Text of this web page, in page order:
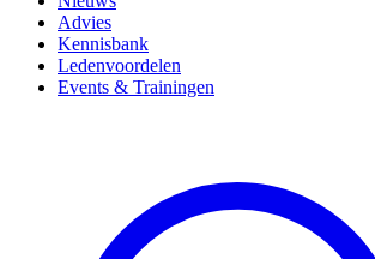
Advies
Kennisbank
Ledenvoordelen
Events & Trainingen